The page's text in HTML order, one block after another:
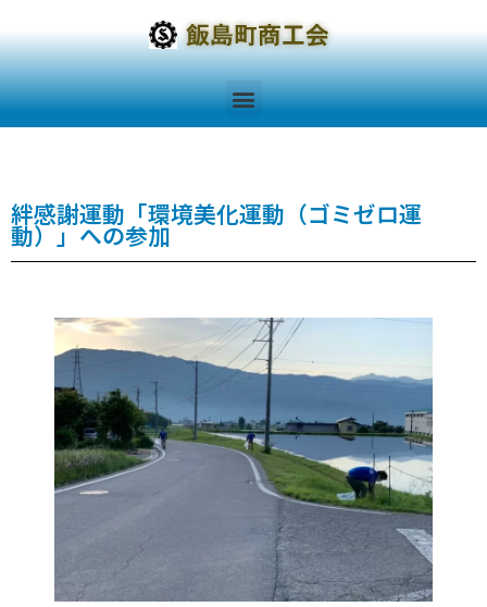
絆感謝運動「環境美化運動（ゴミゼロ運
動）」への参加